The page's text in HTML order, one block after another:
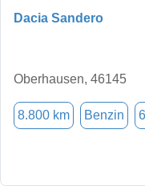
Dacia Sandero
Oberhausen, 46145
8.800 km Benzin